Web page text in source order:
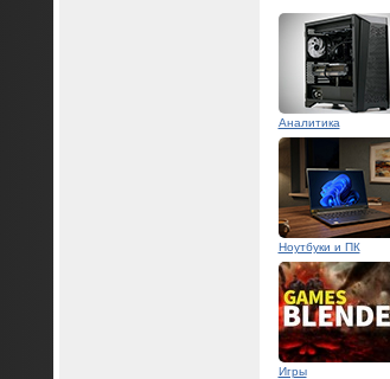
Аналитика
Ноутбуки и ПК
Игры